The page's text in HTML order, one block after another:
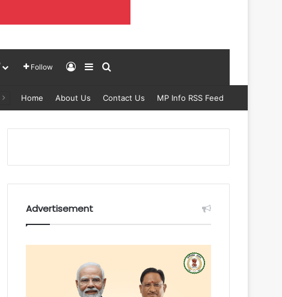
Follow Log InSidebar
Home About Us Contact Us MP Info RSS Feed
Advertisement